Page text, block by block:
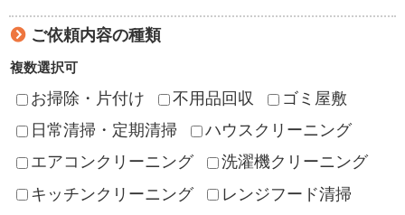
ご依頼内容の種類
複数選択可
お掃除・片付け 不用品回収
ゴミ屋敷
日常清掃・定期清掃
ハウスクリーニング
エアコンクリーニング
洗濯機クリーニング
キッチンクリーニング
レンジフード清掃